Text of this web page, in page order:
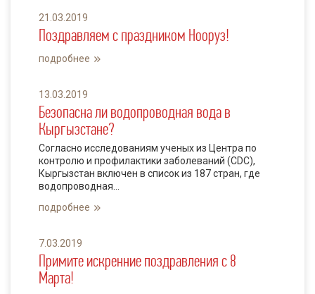
21.03.2019
Поздравляем с праздником Нооруз!
подробнее
13.03.2019
Безопасна ли водопроводная вода в
Кыргызстане?
Согласно исследованиям ученых из Центра по
контролю и профилактики заболеваний (CDC),
Кыргызстан включен в список из 187 стран, где
водопроводная...
подробнее
7.03.2019
Примите искренние поздравления с 8
Марта!